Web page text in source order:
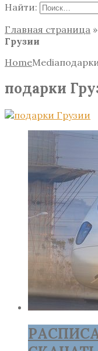
Найти:
Главная страница »
Грузии
HomeMedia
подарки